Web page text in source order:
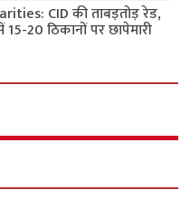
CID की ताबड़तोड़ रेड,
20 ठिकानों पर छापेमारी